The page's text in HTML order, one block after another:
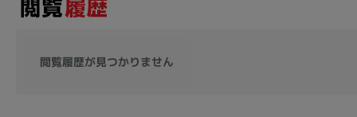
閲覧履歴が見つかりません